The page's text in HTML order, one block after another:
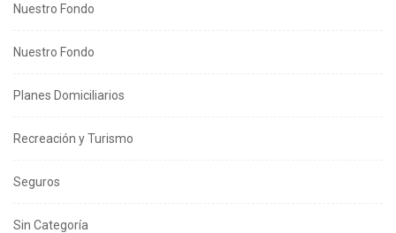
Nuestro Fondo
Nuestro Fondo
Planes Domiciliarios
Recreación y Turismo
Seguros
Sin Categoría